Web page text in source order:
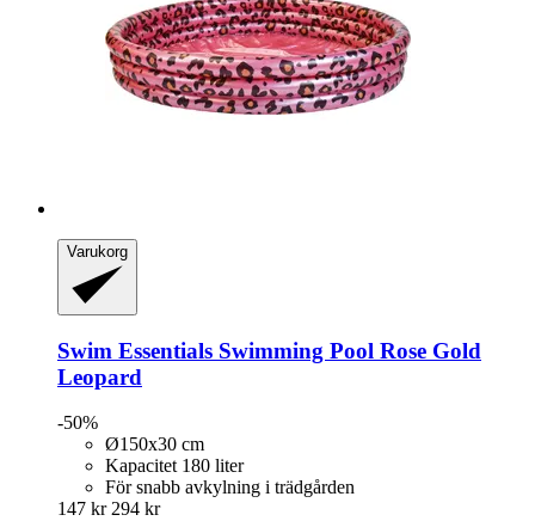
Varukorg
Swim Essentials Swimming Pool Rose Gold
Leopard
-50%
Ø150x30 cm
Kapacitet 180 liter
För snabb avkylning i trädgården
147 kr 294 kr